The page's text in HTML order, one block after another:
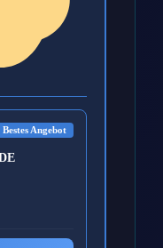
Angebot